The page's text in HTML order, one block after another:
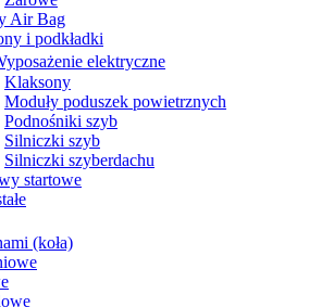
Air Bag
i podkładki
elektryczne
Klaksony
Moduły poduszek powietrznych
Podnośniki szyb
Silniczki szyb
Silniczki szyberdachu
startowe
(koła)